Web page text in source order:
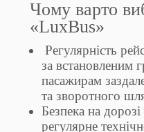
Чому варто
«LuxBus»
Регулярність
за встановленим
пасажирам
та зворотного
Безпека на
регулярне